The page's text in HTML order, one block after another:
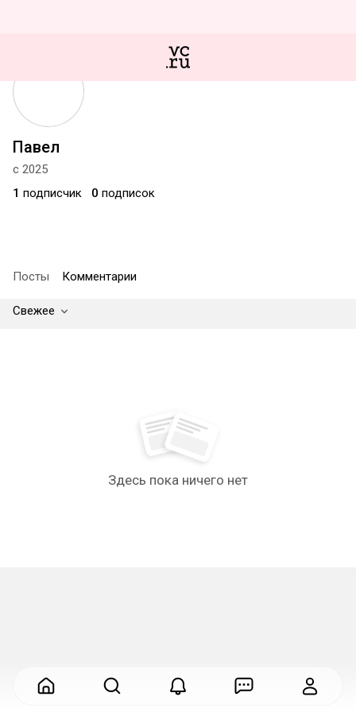
Павел
с 2025
1 подписчик 0 подписок
Посты Комментарии
Свежее
Здесь пока ничего нет